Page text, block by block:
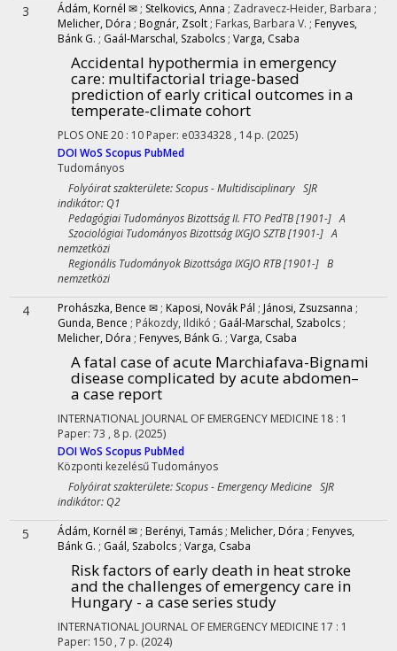
3 Ádám, Kornél ✉ ; Stelkovics, Anna ; Zadravecz-Heider, Barbara ;
Melicher, Dóra ; Bognár, Zsolt ; Farkas, Barbara V. ; Fenyves,
Bánk G. ; Gaál-Marschal, Szabolcs ; Varga, Csaba
Accidental hypothermia in emergency
care: multifactorial triage-based
prediction of early critical outcomes in a
temperate-climate cohort
PLOS ONE20 : 10 Paper: e0334328 , 14 p. (2025)
DOIWoS Scopus PubMed
Tudományos
Folyóirat szakterülete: Scopus - Multidisciplinary SJR
indikátor: Q1
Pedagógiai Tudományos Bizottság II. FTO PedTB [1901-] A
Szociológiai Tudományos Bizottság IXGJO SZTB [1901-] A
nemzetközi
Regionális Tudományok Bizottsága IXGJO RTB [1901-] B
nemzetközi
4 Prohászka, Bence ✉ ; Kaposi, Novák Pál ; Jánosi, Zsuzsanna ;
Gunda, Bence ; Pákozdy, Ildikó ; Gaál-Marschal, Szabolcs ;
Melicher, Dóra ; Fenyves, Bánk G. ; Varga, Csaba
A fatal case of acute Marchiafava-Bignami
disease complicated by acute abdomen–
a case report
INTERNATIONAL JOURNAL OF EMERGENCY MEDICINE 18 : 1
Paper: 73 , 8 p. (2025)
DOIWoS Scopus PubMed
Központi kezelésűTudományos
Folyóirat szakterülete: Scopus - Emergency Medicine SJR
indikátor: Q2
5 Ádám, Kornél ✉ ; Berényi, Tamás ; Melicher, Dóra ; Fenyves,
Bánk G. ; Gaál, Szabolcs ; Varga, Csaba
Risk factors of early death in heat stroke
and the challenges of emergency care in
Hungary - a case series study
INTERNATIONAL JOURNAL OF EMERGENCY MEDICINE 17 : 1
Paper: 150 , 7 p. (2024)